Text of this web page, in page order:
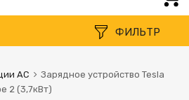
ФИЛЬТР
AC
Зарядное устройство Tesla
2 (3,7кВт)